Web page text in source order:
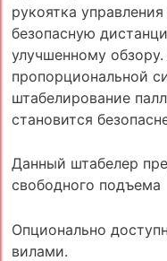
рукоятка
безопасную
улучшенному
пропорциональной
штабелирование
становится
Данный штабелер
свободного подъема
Опционально
вилами.